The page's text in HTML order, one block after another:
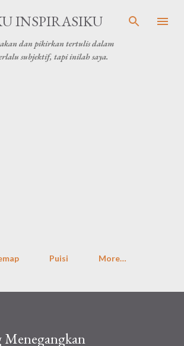
Skip to main content
INSPIRASIKU
dan pikirkan tertulis dalam
subjektif, tapi inilah saya.
Puisi More…
Menegangkan